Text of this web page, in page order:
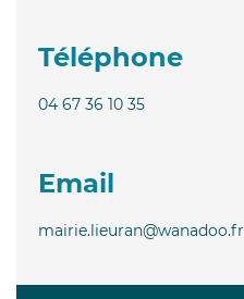
Téléphone
04 67 36 10 35
Email
mairie.lieuran@wanadoo.fr